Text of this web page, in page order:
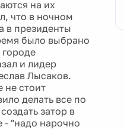
на их
что в ночном
в президенты
было выбрано
и лидер
Лысаков.
не стоит
делать все по
затор в
- "надо нарочно